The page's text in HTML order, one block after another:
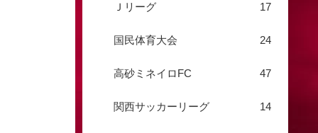
Ｊリーグ 17
国民体育大会 24
高砂ミネイロFC 47
関西サッカーリーグ 14